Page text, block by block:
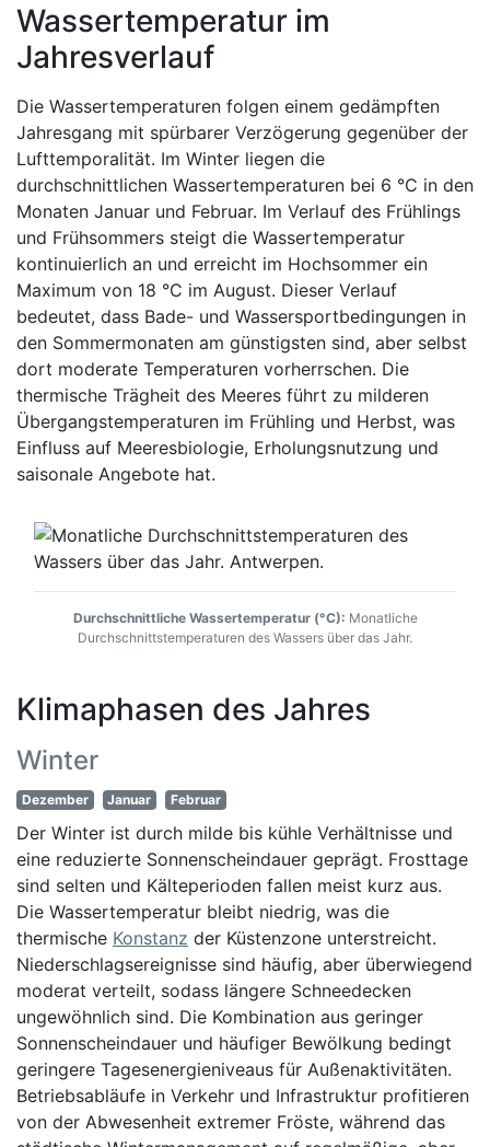
Wassertemperatur im
Jahresverlauf
Die Wassertemperaturen folgen einem gedämpften
Jahresgang mit spürbarer Verzögerung gegenüber der
Lufttemporalität. Im Winter liegen die
durchschnittlichen Wassertemperaturen bei 6 °C in den
Monaten Januar und Februar. Im Verlauf des Frühlings
und Frühsommers steigt die Wassertemperatur
kontinuierlich an und erreicht im Hochsommer ein
Maximum von 18 °C im August. Dieser Verlauf
bedeutet, dass Bade- und Wassersportbedingungen in
den Sommermonaten am günstigsten sind, aber selbst
dort moderate Temperaturen vorherrschen. Die
thermische Trägheit des Meeres führt zu milderen
Übergangstemperaturen im Frühling und Herbst, was
Einfluss auf Meeresbiologie, Erholungsnutzung und
saisonale Angebote hat.
Durchschnittliche Wassertemperatur (°C): Monatliche
Durchschnittstemperaturen des Wassers über das Jahr.
Klimaphasen des Jahres
Winter
Dezember Januar Februar
Der Winter ist durch milde bis kühle Verhältnisse und
eine reduzierte Sonnenscheindauer geprägt. Frosttage
sind selten und Kälteperioden fallen meist kurz aus.
Die Wassertemperatur bleibt niedrig, was die
thermische Konstanz der Küstenzone unterstreicht.
Niederschlagsereignisse sind häufig, aber überwiegend
moderat verteilt, sodass längere Schneedecken
ungewöhnlich sind. Die Kombination aus geringer
Sonnenscheindauer und häufiger Bewölkung bedingt
geringere Tagesenergieniveaus für Außenaktivitäten.
Betriebsabläufe in Verkehr und Infrastruktur profitieren
von der Abwesenheit extremer Fröste, während das